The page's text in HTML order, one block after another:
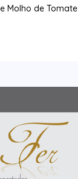
Molho de Tomate